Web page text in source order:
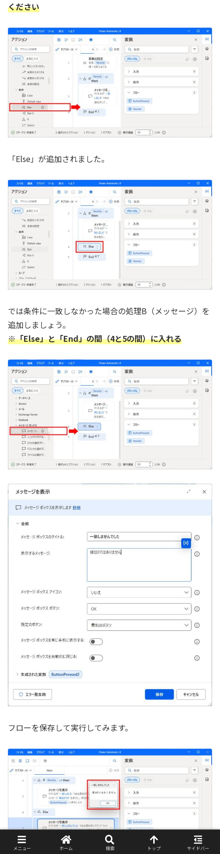
ください
「Else」が追加されました。
では条件に一致しなかった場合の処理B（メッセージ）を
追加しましょう。
※「Else」と「End」の間（4と5の間）に入れる
フローを保存して実行してみます。
メニュー ホーム 検索 トップ サイドバー